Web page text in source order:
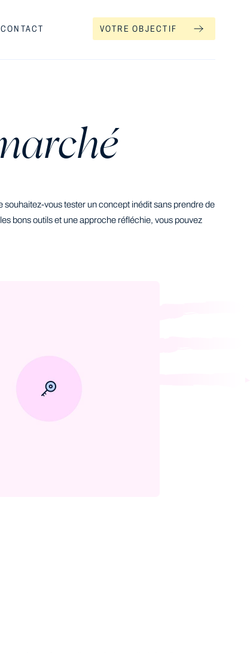
CONTACT VOTRE OBJECTIF
vous tester un concept inédit sans prendre de
bons outils et une approche réfléchie, vous pouvez